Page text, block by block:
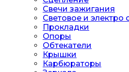
Свечи зажигания
Световое и
Прокладки
Опоры
Обтекатели
Крышки
Карбюраторы